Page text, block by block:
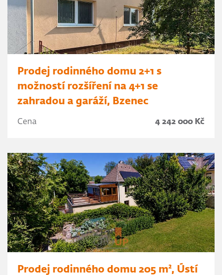
Prodej rodinného domu 2+1 s
možností rozšíření na 4+1 se
zahradou a garáží, Bzenec
Cena 4 242 000 Kč
Prodej rodinného domu 205 m², Ústí